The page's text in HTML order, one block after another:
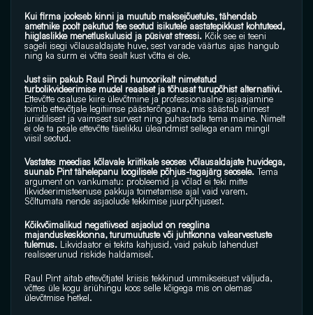
Kui firma jookseb kinni ja muutub maksejõuetuks, tähendab
ametnike poolt pakutud tee seotud isikutele aastatepikkust kohtuteed,
hiiglaslikke menetluskulusid ja püsivat stressi. Kõik see ei teeni
sageli isegi võlausaldajate huve, sest varade väärtus ajas hangub
ning ka surm ei võtta sealt kust võtta ei ole.
Just siin pakub Raul Pindi humoorikalt nimetatud
Ettevõtte osaluse kiire ülevõtmine ja professionaalne asjaajamine
toimib ettevõtjale legitiimse päästerõngana, mis säästab inimest
juriidilisest ja vaimsest survest ning puhastada tema maine. Nimelt
ei ole ta peale ettevõtte täielikku üleandmist sellega enam mingil
viisil seotud.
Vastates meedias kõlavale kriitikale seoses võlausaldajate huvidega,
suunab Pint tähelepanu loogilisele põhjus-tagajärg seosele. Tema
argument on vankumatu: probleemid ja võlad ei teki mitte
likvideerimisteenuse pakkuja toimetamise ajal vaid varem.
Sõltumata nende asjaolude tekkimise juurpõhjusest.
Kõikvõimalikud negatiivsed asjaolud on reeglina
majanduskeskkonna, turumuutuste või juhtkonna valearvestuste
tulemus. Likvidaator ei tekita kahjusid, vaid pakub lahendust
realiseerunud riskide haldamisel.
Raul Pint aitab ettevõtjatel kriisis tekkinud ummikseisust väljuda,
võttes üle kogu äriühingu koos selle kõigega mis on olemas
ülevõtmise hetkel.